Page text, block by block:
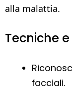
alla malattia.
Tecniche
facciali.